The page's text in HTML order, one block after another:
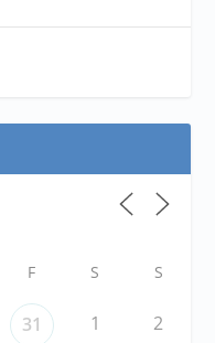
F S S
31 1 2